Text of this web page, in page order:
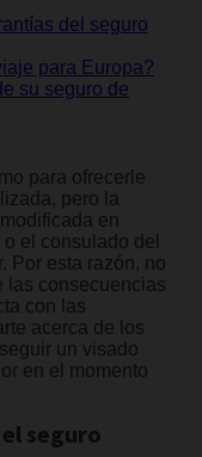
del seguro
para Europa?
su seguro de
para ofrecerle
pero la
en
el consulado del
Por esta razón, no
las consecuencias
con las
acerca de los
un visado
en el momento
seguro